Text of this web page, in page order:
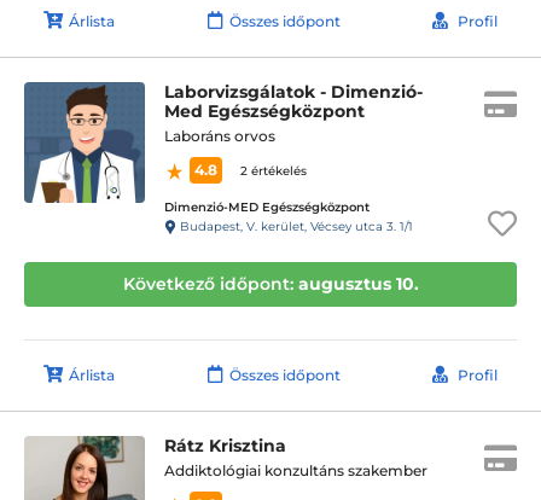
Árlista Összes időpont Profil
Laborvizsgálatok - Dimenzió-
Med Egészségközpont
Laboráns orvos
4.8
2 értékelés
Dimenzió-MED Egészségközpont
Budapest, V. kerület, Vécsey utca 3. 1/1
Következő időpont: augusztus 10.
Árlista Összes időpont Profil
Rátz Krisztina
Addiktológiai konzultáns szakember